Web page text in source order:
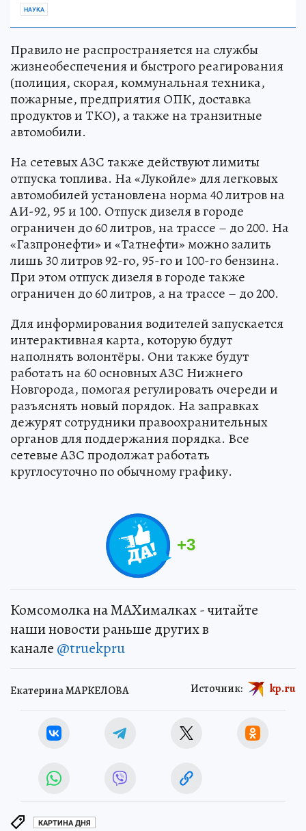
НАУКА
Правило не распространяется на службы
жизнеобеспечения и быстрого реагирования
(полиция, скорая, коммунальная техника,
пожарные, предприятия ОПК, доставка
продуктов и ТКО), а также на транзитные
автомобили.
На сетевых АЗС также действуют лимиты
отпуска топлива. На «Лукойле» для легковых
автомобилей установлена норма 40 литров на
АИ-92, 95 и 100. Отпуск дизеля в городе
ограничен до 60 литров, на трассе – до 200. На
«Газпронефти» и «Татнефти» можно залить
лишь 30 литров 92-го, 95-го и 100-го бензина.
При этом отпуск дизеля в городе также
ограничен до 60 литров, а на трассе – до 200.
Для информирования водителей запускается
интерактивная карта, которую будут
наполнять волонтёры. Они также будут
работать на 60 основных АЗС Нижнего
Новгорода, помогая регулировать очереди и
разъяснять новый порядок. На заправках
дежурят сотрудники правоохранительных
органов для поддержания порядка. Все
сетевые АЗС продолжат работать
круглосуточно по обычному графику.
+3
Комсомолка на MAXималках - читайте
наши новости раньше других в
канале @truekpru
Екатерина МАРКЕЛОВА Источник: kp.ru
КАРТИНА ДНЯ